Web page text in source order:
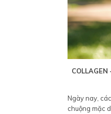
Ngày nay,
chuộng mặc